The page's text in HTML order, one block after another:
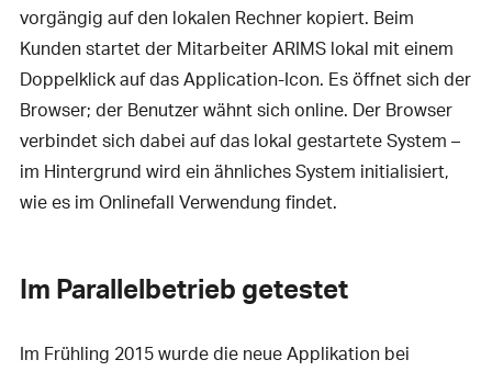
vorgängig auf den lokalen Rechner kopiert. Beim
Kunden startet der Mitarbeiter ARIMS lokal mit einem
Doppelklick auf das Application-Icon. Es öffnet sich der
Browser; der Benutzer wähnt sich online. Der Browser
verbindet sich dabei auf das lokal gestartete System –
im Hintergrund wird ein ähnliches System initialisiert,
wie es im Onlinefall Verwendung findet.
Im Parallelbetrieb getestet
Im Frühling 2015 wurde die neue Applikation bei